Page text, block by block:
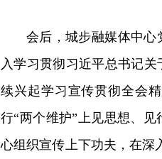
会后，城步融媒体中心
入学习贯彻习近平总书记
续兴起学习宣传贯彻全会
行“两个维护”上见思想、
心组织宣传上下功夫，在深